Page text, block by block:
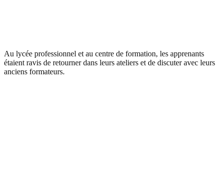
Au lycée professionnel et au centre de formation, les apprenants
étaient ravis de retourner dans leurs ateliers et de discuter avec leurs
anciens formateurs.